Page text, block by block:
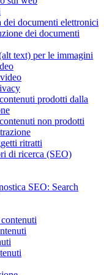
documenti elettronici
dei documenti
text) per le immagini
prodotti dalla
non prodotti
ritratti
di ricerca (SEO)
SEO: Search